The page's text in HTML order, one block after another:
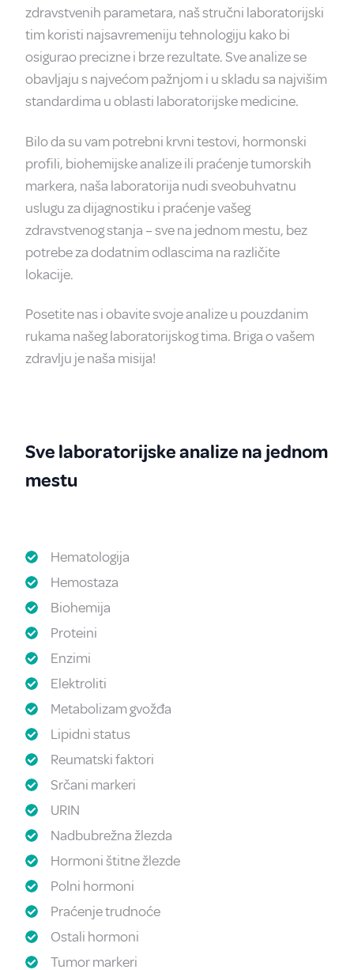
zdravstvenih parametara, naš stručni laboratorijski
tim koristi najsavremeniju tehnologiju kako bi
osigurao precizne i brze rezultate. Sve analize se
obavljaju s najvećom pažnjom i u skladu sa najvišim
standardima u oblasti laboratorijske medicine.
Bilo da su vam potrebni krvni testovi, hormonski
profili, biohemijske analize ili praćenje tumorskih
markera, naša laboratorija nudi sveobuhvatnu
uslugu za dijagnostiku i praćenje vašeg
zdravstvenog stanja – sve na jednom mestu, bez
potrebe za dodatnim odlascima na različite
lokacije.
Posetite nas i obavite svoje analize u pouzdanim
rukama našeg laboratorijskog tima. Briga o vašem
zdravlju je naša misija!
Sve laboratorijske analize na jednom
mestu
Hematologija
Hemostaza
Biohemija
Proteini
Enzimi
Elektroliti
Metabolizam gvožđa
Lipidni status
Reumatski faktori
Srčani markeri
URIN
Nadbubrežna žlezda
Hormoni štitne žlezde
Polni hormoni
Praćenje trudnoće
Ostali hormoni
Tumor markeri